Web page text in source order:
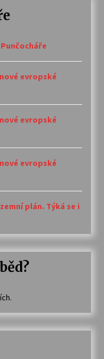
evropské
evropské
evropské
plán. Týká se i